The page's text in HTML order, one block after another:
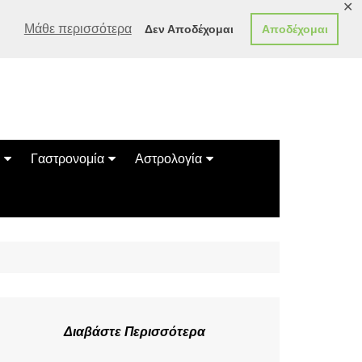
Μάθε περισσότερα Δεν Αποδέχομαι Αποδέχομαι
✕
Γαστρονομία
Συνταγές
Αστρολογία
Κινέζικο Ωροσκόπιο
Διαβάστε Περισσότερα